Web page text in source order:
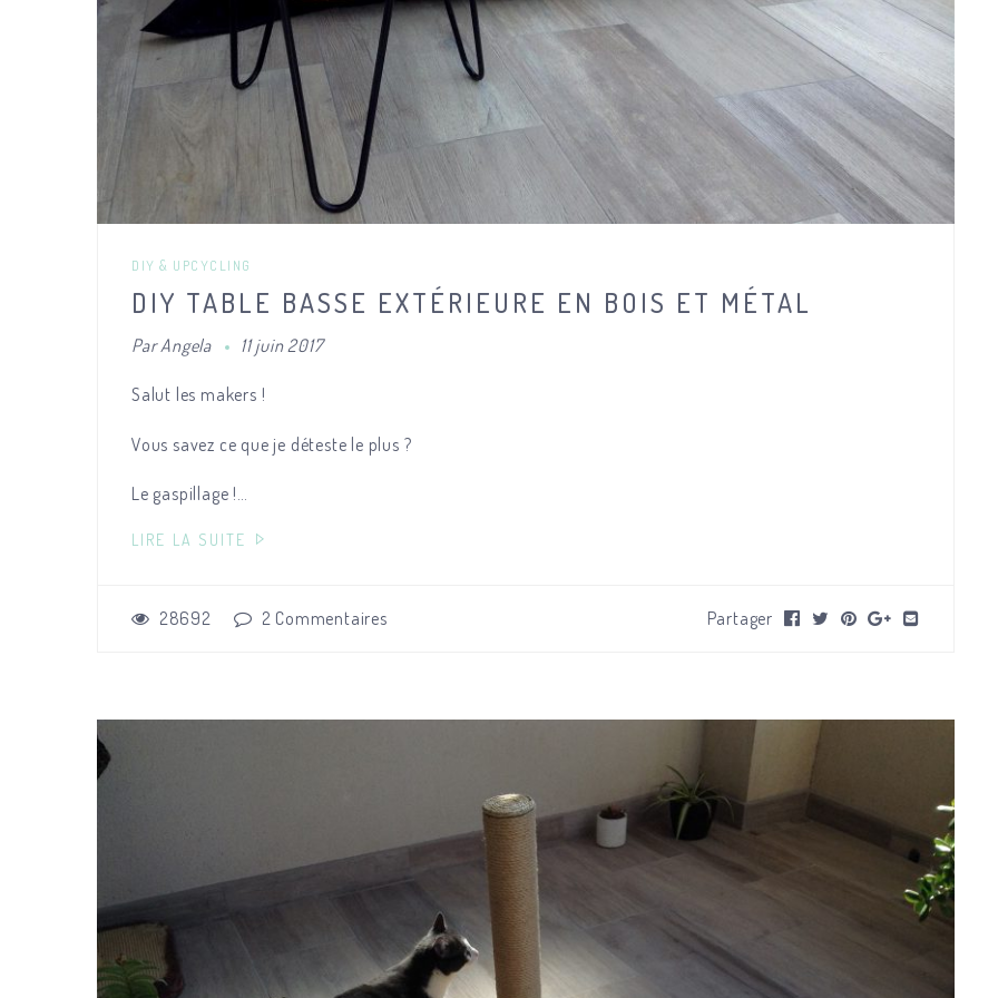
DIY & UPCYCLING
DIY TABLE BASSE EXTÉRIEURE EN BOIS ET MÉTAL
ParAngela 11 juin 2017
Salut les makers !
Vous savez ce que je déteste le plus ?
Le gaspillage !…
LIRE LA SUITE
28692 2 Commentaires Partager